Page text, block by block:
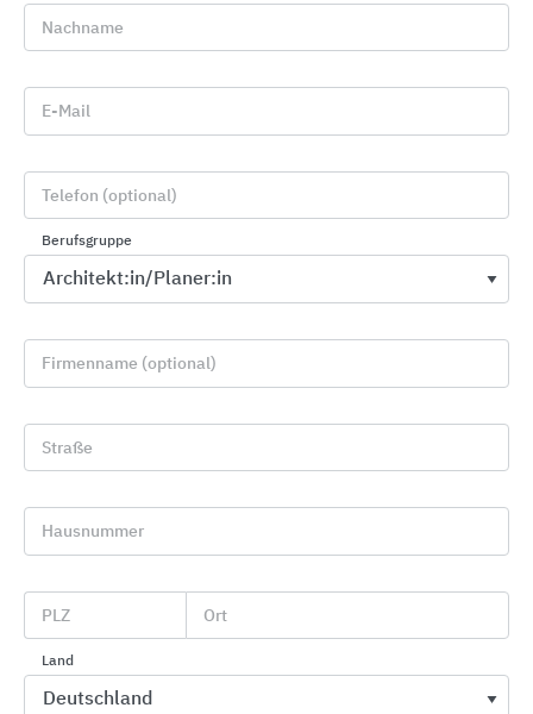
GRÖMO Dachentwässerungszubehör
GRÖMO
Nachname
E-Mail
Telefon (optional)
Berufsgruppe
Firmenname (optional)
Straße
Hausnummer
PLZ Ort
Land